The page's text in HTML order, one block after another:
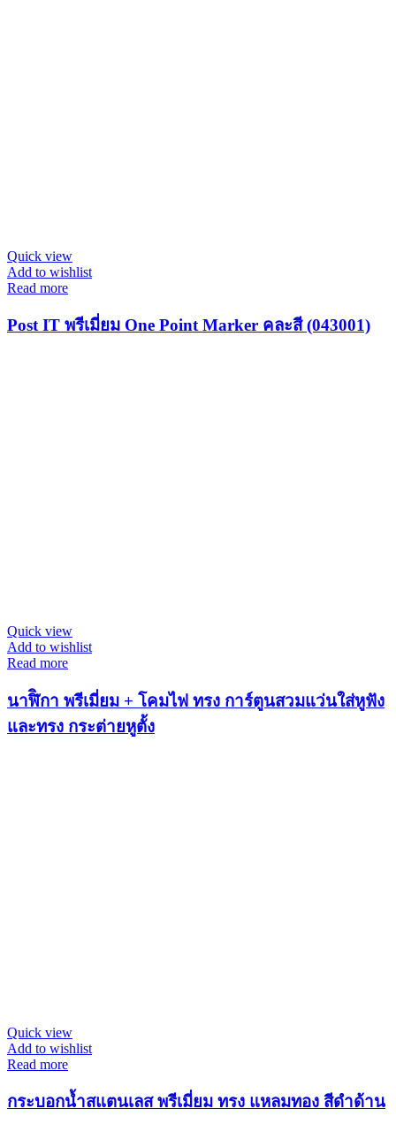
Quick view
Add to wishlist
Read more
Post IT พรีเมี่ยม One Point Marker คละสี (043001)
Quick view
Add to wishlist
Read more
นาฬิิกา พรีเมี่ยม + โคมไฟ ทรง การ์ตูนสวมแว่นใส่หูฟัง
และทรง กระต่ายหูตั้ง
Quick view
Add to wishlist
Read more
กระบอกน้ำสแตนเลส พรีเมี่ยม ทรง แหลมทอง สีดำด้าน